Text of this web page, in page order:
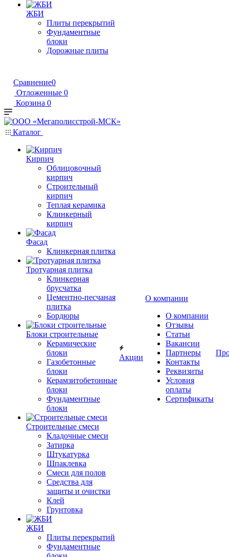
ЖБИ
Плиты перекрытий
Фундаментные
блоки
Дорожные плиты
Сравнение0
Отложенные 0
Корзина 0
Каталог
Кирпич
Облицовочный
кирпич
Строительный
кирпич
Теплая керамика
Клинкерный
кирпич
Фасад
Клинкерная плитка
Тротуарная плитка
Клинкерная
брусчатка
Цементно-песчаная
плитка
Бордюры
Блоки строительные
Керамические
блоки
Газобетонные
блоки
Керамзитобетонные
блоки
Фундаментные
блоки
Строительные смеси
Кладочные смеси
Затирка
Штукатурка
Шпаклевка
Смеси для полов
Средства для
защиты и очистки
Клей
Грунтовка
ЖБИ
Плиты перекрытий
Фундаментные
Акции
О компании
О компании
Отзывы
Статьи
Вакансии
Партнеры
Контакты
Реквизиты
Условия
оплаты
Сертификаты